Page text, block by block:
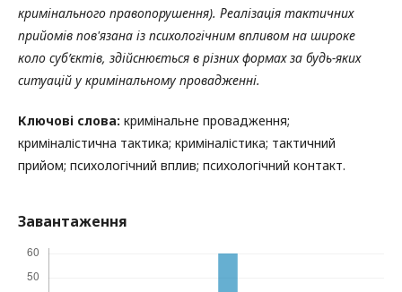
кримінального правопорушення). Реалізація тактичних
прийомів пов'язана із психологічним впливом на широке
коло суб’єктів, здійснюється в різних формах за будь-яких
ситуацій у кримінальному провадженні.
Ключові слова: кримінальне провадження;
криміналістична тактика; криміналістика; тактичний
прийом; психологічний вплив; психологічний контакт.
Завантаження